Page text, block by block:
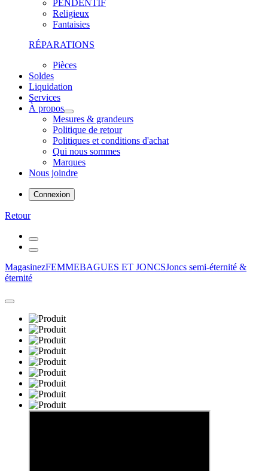
PENDENTIF
Religieux
Fantaisies
RÉPARATIONS
Pièces
Soldes
Liquidation
Services
À propos
Mesures & grandeurs
Politique de retour
Politiques et conditions d'achat
Qui nous sommes
Marques
Nous joindre
Connexion
Retour
MagasinezFEMMEBAGUES ET JONCSJoncs semi-éternité &
éternité